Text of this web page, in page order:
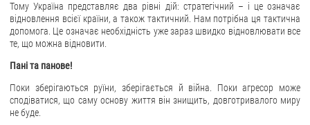
Тому Україна представляє два рівні дій: стратегічний – і це означає
відновлення всієї країни, а також тактичний. Нам потрібна ця тактична
допомога. Це означає необхідність уже зараз швидко відновлювати все
те, що можна відновити.
Пані та панове!
Поки зберігаються руїни, зберігається й війна. Поки агресор може
сподіватися, що саму основу життя він знищить, довготривалого миру
не буде.